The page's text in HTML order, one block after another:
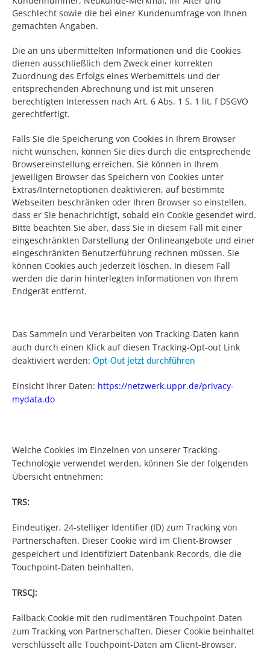
Geschlecht sowie die bei einer Kundenumfrage von Ihnen
gemachten Angaben.
Die an uns übermittelten Informationen und die Cookies
dienen ausschließlich dem Zweck einer korrekten
Zuordnung des Erfolgs eines Werbemittels und der
entsprechenden Abrechnung und ist mit unseren
berechtigten Interessen nach Art. 6 Abs. 1 S. 1 lit. f DSGVO
gerechtfertigt.
Falls Sie die Speicherung von Cookies in Ihrem Browser
nicht wünschen, können Sie dies durch die entsprechende
Browsereinstellung erreichen. Sie können in Ihrem
jeweiligen Browser das Speichern von Cookies unter
Extras/Internetoptionen deaktivieren, auf bestimmte
Webseiten beschränken oder Ihren Browser so einstellen,
dass er Sie benachrichtigt, sobald ein Cookie gesendet wird.
Bitte beachten Sie aber, dass Sie in diesem Fall mit einer
eingeschränkten Darstellung der Onlineangebote und einer
eingeschränkten Benutzerführung rechnen müssen. Sie
können Cookies auch jederzeit löschen. In diesem Fall
werden die darin hinterlegten Informationen von Ihrem
Endgerät entfernt.
Das Sammeln und Verarbeiten von Tracking-Daten kann
auch durch einen Klick auf diesen Tracking-Opt-out Link
deaktiviert werden: Opt-Out jetzt durchführen
Einsicht Ihrer Daten: https://netzwerk.uppr.de/privacy-
mydata.do
Welche Cookies im Einzelnen von unserer Tracking-
Technologie verwendet werden, können Sie der folgenden
Übersicht entnehmen:
TRS:
Eindeutiger, 24-stelliger Identifier (ID) zum Tracking von
Partnerschaften. Dieser Cookie wird im Client-Browser
gespeichert und identifiziert Datenbank-Records, die die
Touchpoint-Daten beinhalten.
TRSCJ:
Fallback-Cookie mit den rudimentären Touchpoint-Daten
zum Tracking von Partnerschaften. Dieser Cookie beinhaltet
verschlüsselt alle Touchpoint-Daten am Client-Browser.